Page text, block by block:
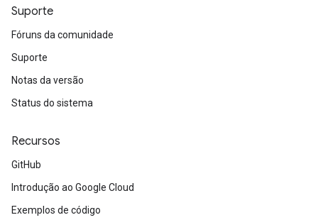
Suporte
Fóruns da comunidade
Suporte
Notas da versão
Status do sistema
Recursos
GitHub
Introdução ao Google Cloud
Exemplos de código